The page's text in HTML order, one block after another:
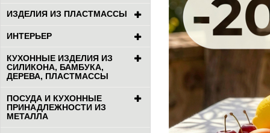
ИЗДЕЛИЯ ИЗ ПЛАСТМАССЫ
ИНТЕРЬЕР
КУХОННЫЕ ИЗДЕЛИЯ ИЗ
СИЛИКОНА, БАМБУКА,
ДЕРЕВА, ПЛАСТМАССЫ
ПОСУДА И КУХОННЫЕ
ПРИНАДЛЕЖНОСТИ ИЗ
МЕТАЛЛА